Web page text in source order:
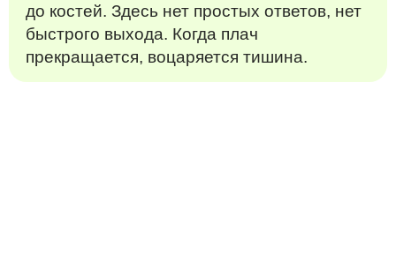
до костей. Здесь нет простых ответов, нет
быстрого выхода. Когда плач
прекращается, воцаряется тишина.